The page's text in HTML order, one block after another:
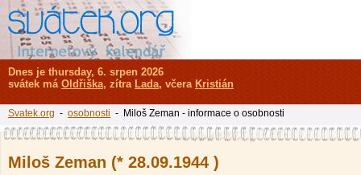
Miloš Zeman (* 28.09.1944 )
Dnes je thursday, 6. srpen 2026
svátek má Oldřiška, zítra Lada, včera Kristián
Svatek.org - osobnosti - Miloš Zeman - informace o osobnosti